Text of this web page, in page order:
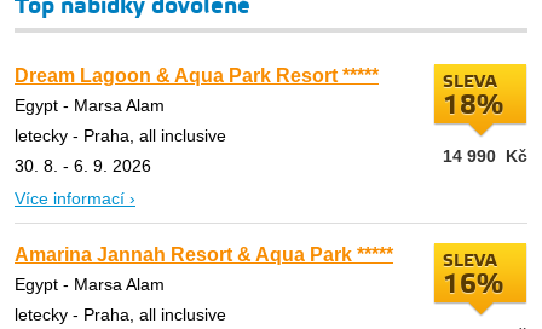
Top nabídky dovolené
Dream Lagoon & Aqua Park Resort *****
Egypt - Marsa Alam
letecky - Praha, all inclusive
30. 8. - 6. 9. 2026
Více informací ›
SLEVA
18%
14 990 Kč
Amarina Jannah Resort & Aqua Park *****
Egypt - Marsa Alam
letecky - Praha, all inclusive
SLEVA
16%